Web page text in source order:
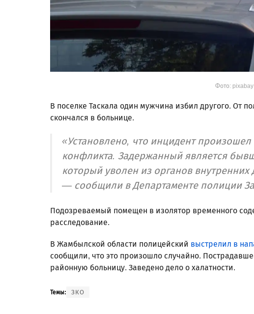
Фото: pixabay
В поселке Таскала один мужчина избил другого. От
скончался в больнице.
«Установлено, что инцидент произошел
конфликта. Задержанный является
который уволен из органов
— сообщили в Департаменте полиции
Подозреваемый помещен в изолятор временного
расследование.
В Жамбылской области полицейский выстрелил в
сообщили, что это произошло случайно.
районную больницу. Заведено дело о халатности.
Темы: ЗКО